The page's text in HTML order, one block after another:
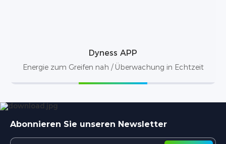
Dyness APP
Energie zum Greifen nah / Überwachung in Echtzeit
Abonnieren Sie unseren Newsletter